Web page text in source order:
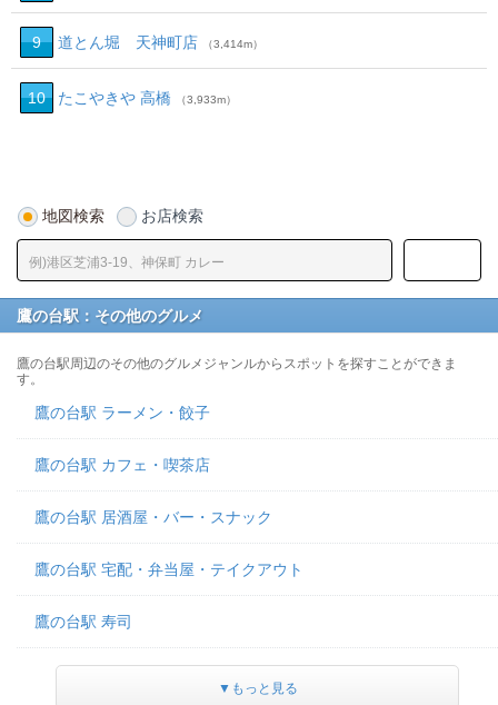
9 道とん堀 天神町店 （3,414m）
10 たこやきや 高橋 （3,933m）
地図検索 お店検索
鷹の台駅：その他のグルメ
鷹の台駅周辺のその他のグルメジャンルからスポットを探すことができま
す。
鷹の台駅 ラーメン・餃子
鷹の台駅 カフェ・喫茶店
鷹の台駅 居酒屋・バー・スナック
鷹の台駅 宅配・弁当屋・テイクアウト
鷹の台駅 寿司
▼もっと見る